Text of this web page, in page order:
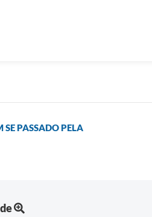
SE PASSADO PELA